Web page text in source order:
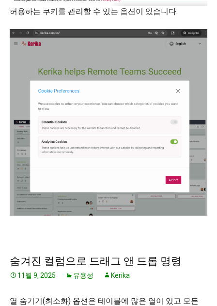
허용하는 쿠키를 관리할 수 있는 옵션이 있습니다:
숨겨진 컬럼으로 드래그 앤 드롭 명령
11월 9, 2025 유용성 Kerika
열 숨기기(최소화) 옵션은 테이블에 많은 열이 있고 모든